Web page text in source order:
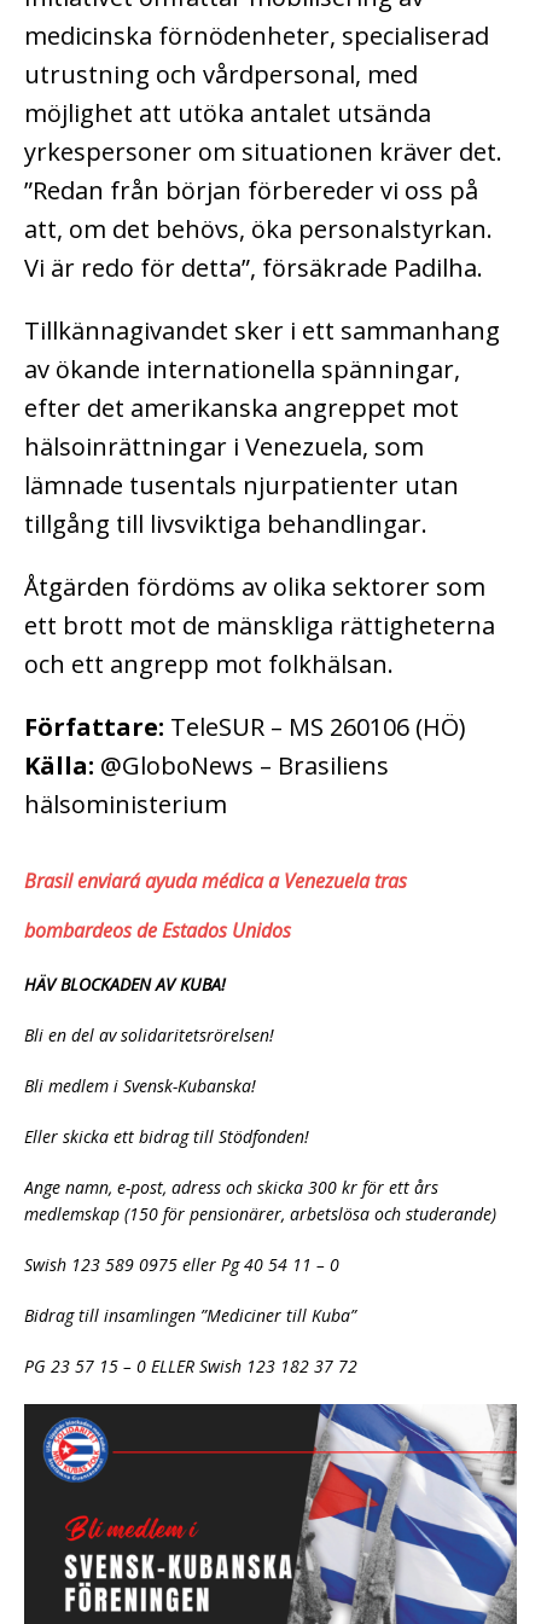
medicinska förnödenheter, specialiserad
utrustning och vårdpersonal, med
möjlighet att utöka antalet utsända
yrkespersoner om situationen kräver det.
”Redan från början förbereder vi oss på
att, om det behövs, öka personalstyrkan.
Vi är redo för detta”, försäkrade Padilha.
Tillkännagivandet sker i ett sammanhang
av ökande internationella spänningar,
efter det amerikanska angreppet mot
hälsoinrättningar i Venezuela, som
lämnade tusentals njurpatienter utan
tillgång till livsviktiga behandlingar.
Åtgärden fördöms av olika sektorer som
ett brott mot de mänskliga rättigheterna
och ett angrepp mot folkhälsan.
Författare: TeleSUR – MS 260106 (HÖ)
Källa: @GloboNews – Brasiliens
hälsoministerium
Brasil enviará ayuda médica a Venezuela tras
bombardeos de Estados Unidos
HÄV BLOCKADEN AV KUBA!
Bli en del av solidaritetsrörelsen!
Bli medlem i Svensk-Kubanska!
Eller skicka ett bidrag till Stödfonden!
Ange namn, e-post, adress och skicka 300 kr för ett års
medlemskap (150 för pensionärer, arbetslösa och studerande)
Swish 123 589 0975 eller Pg 40 54 11 – 0
Bidrag till insamlingen ”Mediciner till Kuba”
PG 23 57 15 – 0 ELLER Swish 123 182 37 72